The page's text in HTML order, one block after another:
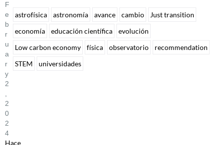
F
E
B
R
U
A
R
Y
2
2
0
2
4
Hace
astrofísica astronomía avance cambio
Just transition
economía
educación científica
evolución
Low carbon economy
física observatorio
recommendation
STEM
universidades